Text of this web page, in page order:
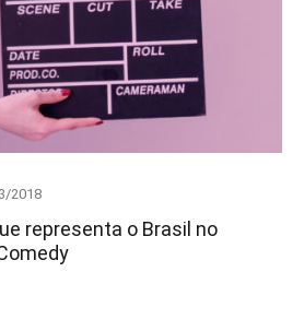
2018
representa o Brasil no